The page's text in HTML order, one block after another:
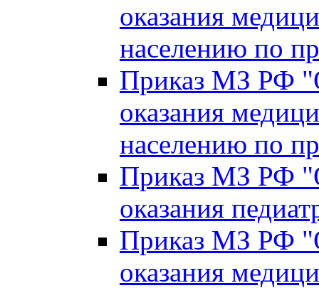
оказания
населению по
Приказ МЗ РФ
оказания
населению по
Приказ МЗ РФ
оказания
Приказ МЗ РФ
оказания